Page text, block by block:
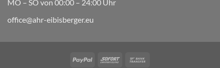
MO – SO von 00:00 – 24:00 Uhr
office@ahr-eibisberger.eu